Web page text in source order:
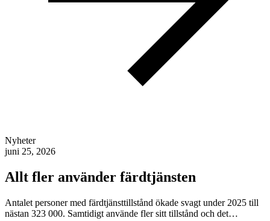
Nyheter
juni 25, 2026
Allt fler använder färdtjänsten
Antalet personer med färdtjänsttillstånd ökade svagt under 2025 till
nästan 323 000. Samtidigt använde fler sitt tillstånd och det…